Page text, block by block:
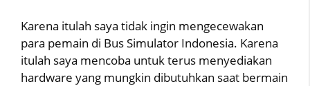
Karena itulah saya tidak ingin mengecewakan
para pemain di Bus Simulator Indonesia. Karena
itulah saya mencoba untuk terus menyediakan
hardware yang mungkin dibutuhkan saat bermain